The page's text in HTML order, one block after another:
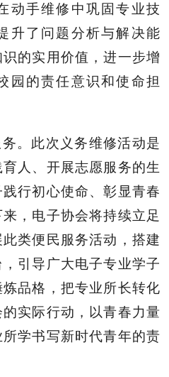
动手维修中巩固专业技
升了问题分析与解决能
的实用价值，进一步增
园的责任意识和使命担
。此次义务维修活动是
人、开展志愿服务的生
行初心使命、彰显青春
，电子协会将持续立足
类便民服务活动，搭建
引导广大电子专业学子
品格，把专业所长转化
实际行动，以青春力量
学书写新时代青年的责